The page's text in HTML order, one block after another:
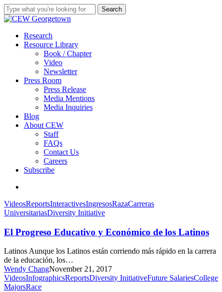
Skip
to
content
Search
Close
search
Menu
Research
Resource Library
Book / Chapter
Video
Newsletter
Press Room
Press Release
Media Mentions
Media Inquiries
Blog
About CEW
Staff
FAQs
Contact Us
Careers
Subscribe
El
Progreso
y
Económico
de
los
Latinos
VideosReportsInteractivesIngresosRazaCarreras
UniversitariasDiversity Initiative
El Progreso Educativo y Económico de los Latinos
Latinos Aunque los Latinos están corriendo más rápido en la carrera
de la educación, los…
Wendy ChangNovember 21, 2017
Latino
Education
VideosInfographicsReportsDiversity InitiativeFuture SalariesCollege
MajorsRace